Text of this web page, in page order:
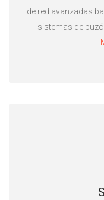
de red avanzadas
sistemas de